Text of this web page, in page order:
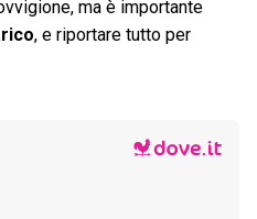
ma è importante
, e riportare tutto per